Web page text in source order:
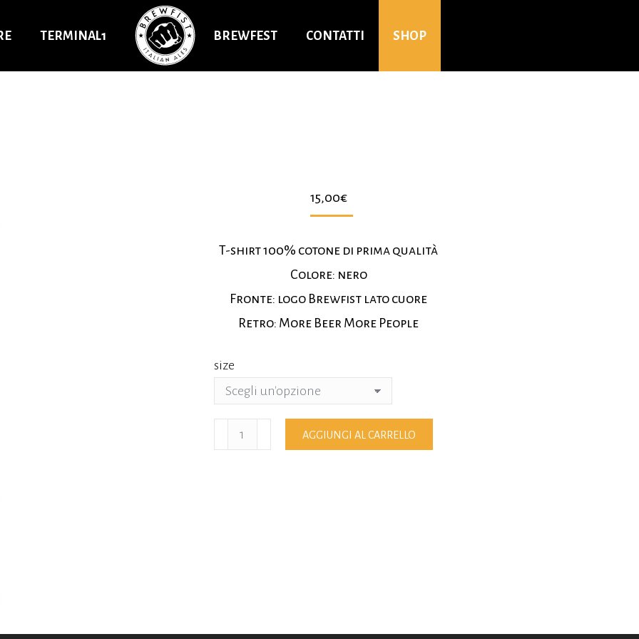
TERMINAL1 BREWFEST CONTATTI SHOP
15,00€
T-shirt 100% cotone di prima qualità
Colore: nero
Fronte: logo Brewfist lato cuore
Retro: More Beer More People
size
More
AGGIUNGI AL CARRELLO